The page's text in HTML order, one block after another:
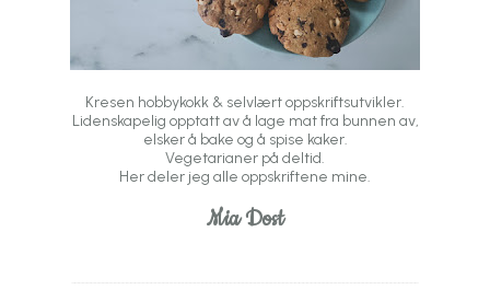
Kresen hobbykokk & selvlært oppskriftsutvikler.
Lidenskapelig opptatt av å lage mat fra bunnen av,
elsker å bake og å spise kaker.
Vegetarianer på deltid.
Her deler jeg alle oppskriftene mine.
Mia Dost